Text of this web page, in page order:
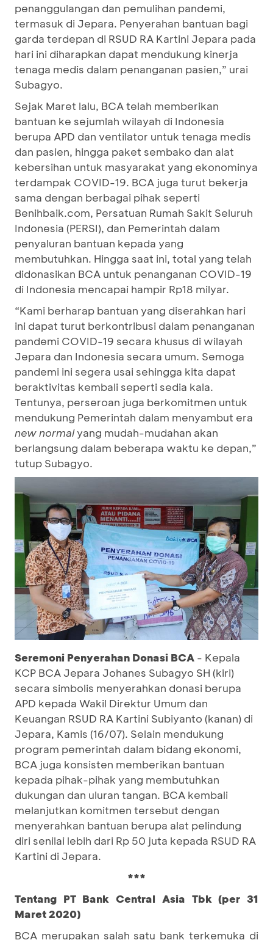
penanggulangan dan pemulihan pandemi,
termasuk di Jepara. Penyerahan bantuan bagi
garda terdepan di RSUD RA Kartini Jepara pada
hari ini diharapkan dapat mendukung kinerja
tenaga medis dalam penanganan pasien,” urai
Subagyo.
Sejak Maret lalu, BCA telah memberikan
bantuan ke sejumlah wilayah di Indonesia
berupa APD dan ventilator untuk tenaga medis
dan pasien, hingga paket sembako dan alat
kebersihan untuk masyarakat yang ekonominya
terdampak COVID-19. BCA juga turut bekerja
sama dengan berbagai pihak seperti
Benihbaik.com, Persatuan Rumah Sakit Seluruh
Indonesia (PERSI), dan Pemerintah dalam
penyaluran bantuan kepada yang
membutuhkan. Hingga saat ini, total yang telah
didonasikan BCA untuk penanganan COVID-19
di Indonesia mencapai hampir Rp18 milyar.
“Kami berharap bantuan yang diserahkan hari
ini dapat turut berkontribusi dalam penanganan
pandemi COVID-19 secara khusus di wilayah
Jepara dan Indonesia secara umum. Semoga
pandemi ini segera usai sehingga kita dapat
beraktivitas kembali seperti sedia kala.
Tentunya, perseroan juga berkomitmen untuk
mendukung Pemerintah dalam menyambut era
new normalyang mudah-mudahan akan
berlangsung dalam beberapa waktu ke depan,”
tutup Subagyo.
Seremoni Penyerahan Donasi BCA - Kepala
KCP BCA Jepara Johanes Subagyo SH (kiri)
secara simbolis menyerahkan donasi berupa
APD kepada Wakil Direktur Umum dan
Keuangan RSUD RA Kartini Subiyanto (kanan) di
Jepara, Kamis (16/07). Selain mendukung
program pemerintah dalam bidang ekonomi,
BCA juga konsisten memberikan bantuan
kepada pihak-pihak yang membutuhkan
dukungan dan uluran tangan. BCA kembali
melanjutkan komitmen tersebut dengan
menyerahkan bantuan berupa alat pelindung
diri senilai lebih dari Rp 50 juta kepada RSUD RA
Kartini di Jepara.
***
Tentang PT Bank Central Asia Tbk (per 31
Maret 2020)
BCA merupakan salah satu bank terkemuka di